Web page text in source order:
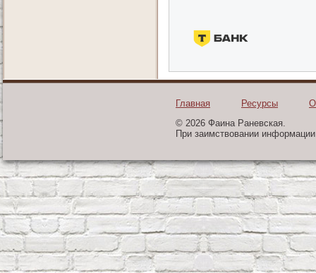
Главная Ресурсы
© 2026 Фаина Раневская.
При заимствовании